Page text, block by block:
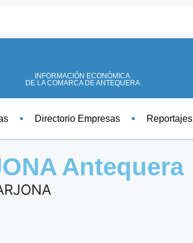
INFORMACIÓN ECONÓMICA
DE LA COMARCA DE ANTEQUERA
Directorio Empresas Reportajes
Antequera